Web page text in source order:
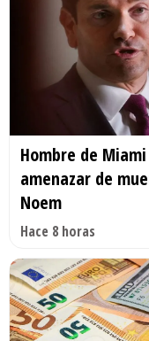
Hombre de
amenazar de
Noem
Hace 8 horas